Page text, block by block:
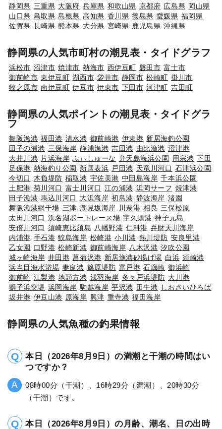
静岡県 三重県 大阪府 兵庫県 和歌山県 京都府 広島県 岡山県
山口県 鳥取県 島根県 高知県 香川県 徳島県 愛媛県 福岡県
佐賀県 長崎県 熊本県 大分県 宮崎県 鹿児島県 沖縄県
静岡県の人気市町村の潮見表・タイドグラフ
浜松市 沼津市 焼津市 熱海市 西伊豆町 磐田市 富士市
御前崎市 東伊豆町 湖西市 袋井市 静岡市 松崎町 掛川市
牧之原市 南伊豆町 伊豆市 伊東市 下田市 河津町 吉田町
静岡県の人気ポイントの潮見表・タイドグラ
フ
舞阪漁港 福田港 清水港 御前崎港 伊東港 新居海釣公園
田子の浦港 三保海岸 静浦漁港 吉田港 由比漁港 沼津港
大井川港 片浜海岸 ふぃしゅーな 弁天島海浜公園 用宗港 下田
足保港 熱海釣り公園 新居表浜 戸田港 天竜川河口 石津浜公園
今切口
木負堤防 稲取港 宇佐美港 中田島海岸 千本浜公園
土肥港 菊川河口 富士川河口 江の浦港 浜岡サーフ 焼津港
田子漁港 馬込川河口 大浜海岸 初島港 静波海岸 渚園
舞阪漁港網干場 三津 潮見坂海岸 川奈港 相良 三保松原
太田川河口 浜名湖ボートレース場 宇久須港 神子元島
安倍川河口 須崎恵比須島 八幡野港 仁科港 弁財天川海岸
内浦港 手石港 鮫島海岸 松崎港 小川港 熱川堤防 安良里港
乙女園 口野港 松崎新港 御前崎海岸 八木沢港 汐吹公園
城ヶ崎海岸 井田港 菖蒲沢港 新居漁港砂揚げ場 白浜 須崎港
浜当目海水浴場 妻良港 篠原堤防 富戸港 石廊崎 御浜崎
御前崎 江梨港 地頭方港 浅羽海岸 多々戸浜堤防 大川港
獅子浜突堤 浜岡海岸 駒越海岸 平沢港 田牛港 しおさいひろば
坂井港 伊豆山港 原海岸 興津 重寺港 福田海岸
静岡県の人気魚種の釣果情報
本日（2026年8月9日）の満潮と干潮の時間はい
つですか？
08時00分（干潮）、16時29分（満潮）、20時30分
（干潮）です。
本日（2026年8月9日）の月齢、潮名、日の出時